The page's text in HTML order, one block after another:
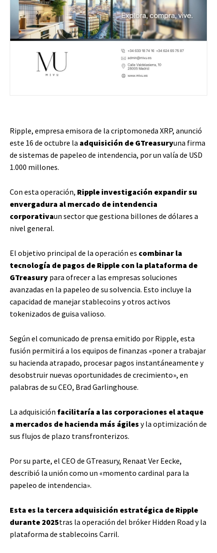
Ripple, empresa emisora de la criptomoneda XRP, anunció
este 16 de octubre la adquisición de GTreasuryuna firma
de sistemas de papeleo de intendencia, por un valía de USD
1.000 millones.
Con esta operación, Ripple investigación expandir su
envergadura al mercado de intendencia
corporativaun sector que gestiona billones de dólares a
nivel general.
El objetivo principal de la operación es combinar la
tecnología de pagos de Ripple con la plataforma de
GTreasury para ofrecer a las empresas soluciones
avanzadas en la papeleo de su solvencia. Esto incluye la
capacidad de manejar stablecoins y otros activos
tokenizados de guisa valioso.
Según el comunicado de prensa emitido por Ripple, esta
fusión permitirá a los equipos de finanzas «poner a trabajar
su hacienda atrapado, procesar pagos instantáneamente y
desobstruir nuevas oportunidades de crecimiento», en
palabras de su CEO, Brad Garlinghouse.
La adquisición facilitaría a las corporaciones el ataque
a mercados de hacienda más ágiles y la optimización de
sus flujos de plazo transfronterizos.
Por su parte, el CEO de GTreasury, Renaat Ver Eecke,
describió la unión como un «momento cardinal para la
papeleo de intendencia».
Esta es la tercera adquisición estratégica de Ripple
durante 2025tras la operación del bróker Hidden Road y la
plataforma de stablecoins Carril.